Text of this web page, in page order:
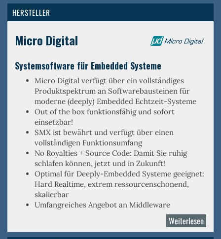
HERSTELLER
Micro Digital
Systemsoftware für Embedded Systeme
Micro Digital verfügt über ein vollständiges
Produktspektrum an Softwarebausteinen für
moderne (deeply) Embedded Echtzeit-Systeme
Out of the box funktionsfähig und sofort
einsetzbar!
SMX ist bewährt und verfügt über einen
vollständigen Funktionsumfang
No Royalties + Source Code: Damit Sie ruhig
schlafen können, jetzt und in Zukunft!
Optimal für Deeply-Embedded Systeme geeignet:
Hard Realtime, extrem ressourcenschonend,
skalierbar
Umfangreiches Angebot an Middleware
Weiterlesen
Micro